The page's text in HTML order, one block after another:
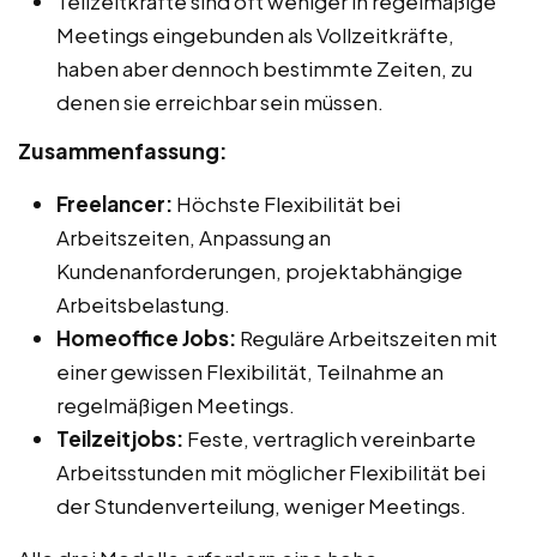
Meetings eingebunden als Vollzeitkräfte,
haben aber dennoch bestimmte Zeiten, zu
denen sie erreichbar sein müssen.
Zusammenfassung:
Freelancer: Höchste Flexibilität bei
Arbeitszeiten, Anpassung an
Kundenanforderungen, projektabhängige
Arbeitsbelastung.
Homeoffice Jobs: Reguläre Arbeitszeiten mit
einer gewissen Flexibilität, Teilnahme an
regelmäßigen Meetings.
Teilzeitjobs: Feste, vertraglich vereinbarte
Arbeitsstunden mit möglicher Flexibilität bei
der Stundenverteilung, weniger Meetings.